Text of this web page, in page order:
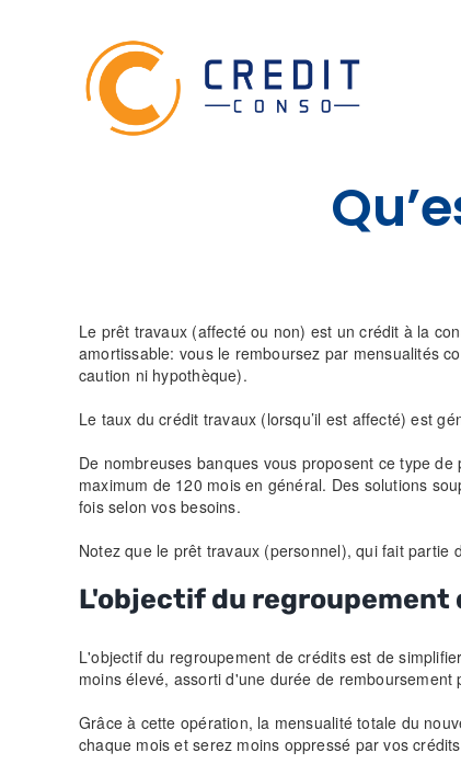
Le prêt travaux (affecté ou non) est un crédit à la
amortissable: vous le remboursez par mensualités
caution ni hypothèque).
Le taux du crédit travaux (lorsqu’il est affecté) est
De nombreuses banques vous proposent ce type
maximum de 120 mois en général. Des solutions
fois selon vos besoins.
Notez que le prêt travaux (personnel), qui fait partie
L'objectif du regroupement
L'objectif du regroupement de crédits est de
moins élevé, assorti d'une durée de
Grâce à cette opération, la mensualité totale du
chaque mois et serez moins oppressé par vos